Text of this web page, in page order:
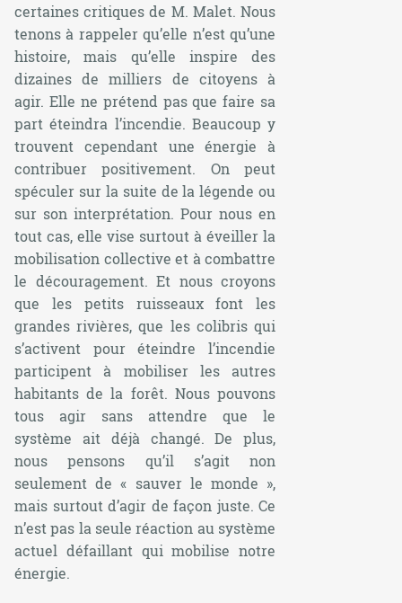
certaines critiques de M. Malet. Nous
tenons à rappeler qu’elle n’est qu’une
histoire, mais qu’elle inspire des
dizaines de milliers de citoyens à
agir. Elle ne prétend pas que faire sa
part éteindra l’incendie. Beaucoup y
trouvent cependant une énergie à
contribuer positivement. On peut
spéculer sur la suite de la légende ou
sur son interprétation. Pour nous en
tout cas, elle vise surtout à éveiller la
mobilisation collective et à combattre
le découragement. Et nous croyons
que les petits ruisseaux font les
grandes rivières, que les colibris qui
s’activent pour éteindre l’incendie
participent à mobiliser les autres
habitants de la forêt. Nous pouvons
tous agir sans attendre que le
système ait déjà changé. De plus,
nous pensons qu’il s’agit non
seulement de « sauver le monde »,
mais surtout d’agir de façon juste. Ce
n’est pas la seule réaction au système
actuel défaillant qui mobilise notre
énergie.